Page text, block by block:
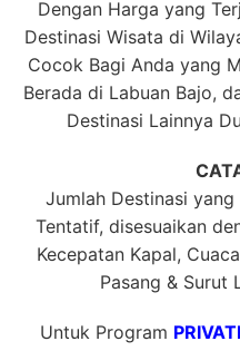
Dengan Harga yang
Destinasi Wisata di
Cocok Bagi Anda yang
Berada di Labuan Bajo,
Destinasi Lainnya
Jumlah Destinasi
Tentatif, disesuaikan
Kecepatan Kapal,
Pasang & Surut
Untuk Program